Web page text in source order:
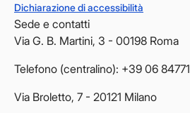
Dichiarazione di accessibilità
Sede e contatti
Via G. B. Martini, 3 - 00198 Roma
Telefono (centralino): +39 06 84771
Via Broletto, 7 - 20121 Milano